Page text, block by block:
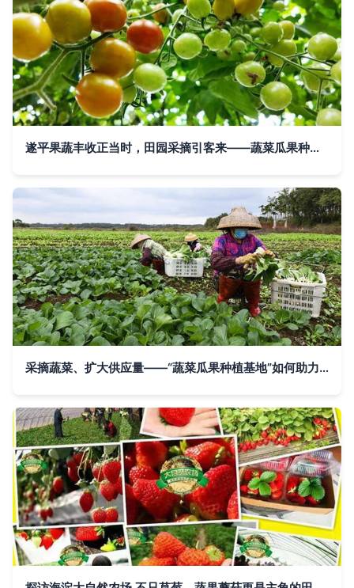
遂平果蔬丰收正当时，田园采摘引客来——蔬菜瓜果种植与采摘服务纪实
采摘蔬菜、扩大供应量——“蔬菜瓜果种植基地”如何助力秋季购销高峰期